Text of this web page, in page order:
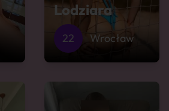
Lodziara
22 Wrocław